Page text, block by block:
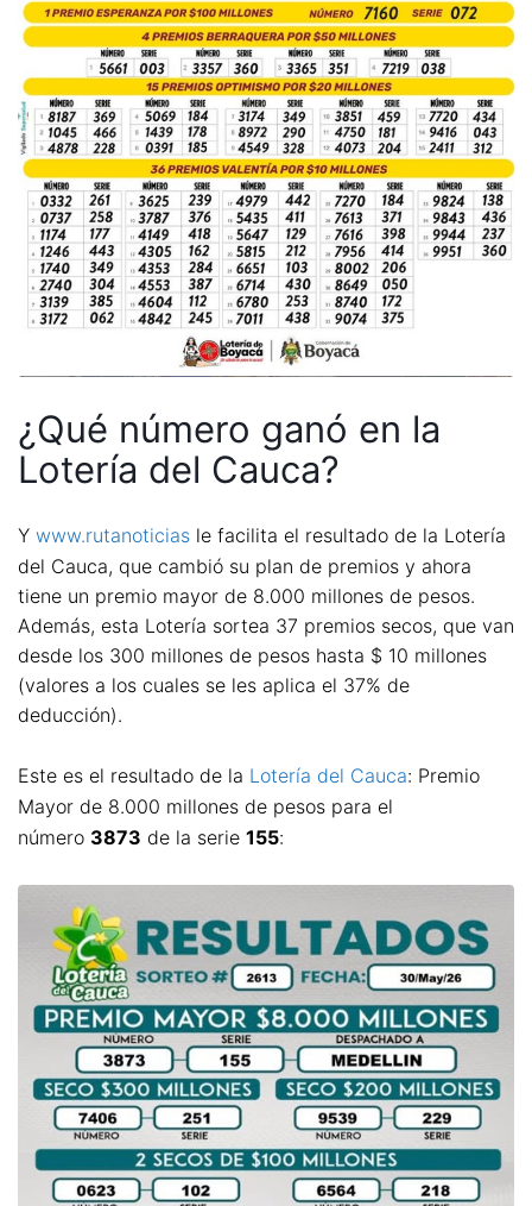
¿Qué número ganó en la
Lotería del Cauca?
Y www.rutanoticias le facilita el resultado de la Lotería
del Cauca, que cambió su plan de premios y ahora
tiene un premio mayor de 8.000 millones de pesos.
Además, esta Lotería sortea 37 premios secos, que van
desde los 300 millones de pesos hasta $ 10 millones
(valores a los cuales se les aplica el 37% de
deducción).
Este es el resultado de la Lotería del Cauca: Premio
Mayor de 8.000 millones de pesos para el
número 3873 de la serie 155: